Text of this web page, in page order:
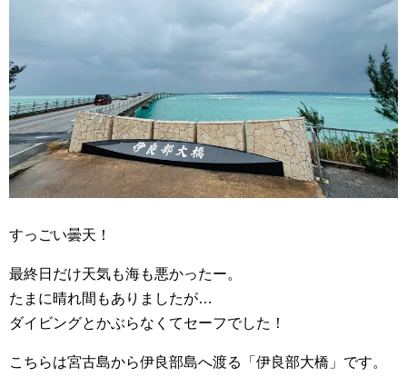
すっごい曇天！
最終日だけ天気も海も悪かったー。
たまに晴れ間もありましたが…
ダイビングとかぶらなくてセーフでした！
こちらは宮古島から伊良部島へ渡る「伊良部大橋」です。